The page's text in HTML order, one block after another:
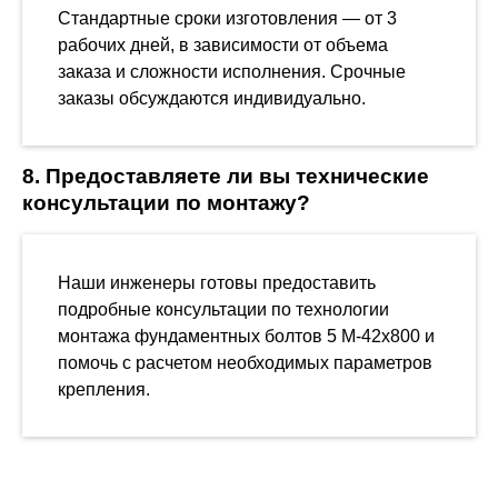
Стандартные сроки изготовления — от 3
рабочих дней, в зависимости от объема
заказа и сложности исполнения. Срочные
заказы обсуждаются индивидуально.
8. Предоставляете ли вы технические
консультации по монтажу?
Наши инженеры готовы предоставить
подробные консультации по технологии
монтажа фундаментных болтов 5 М-42х800 и
помочь с расчетом необходимых параметров
крепления.